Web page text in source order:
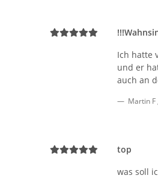
Ich hatte
und er
auch an
Martin F
top
was soll